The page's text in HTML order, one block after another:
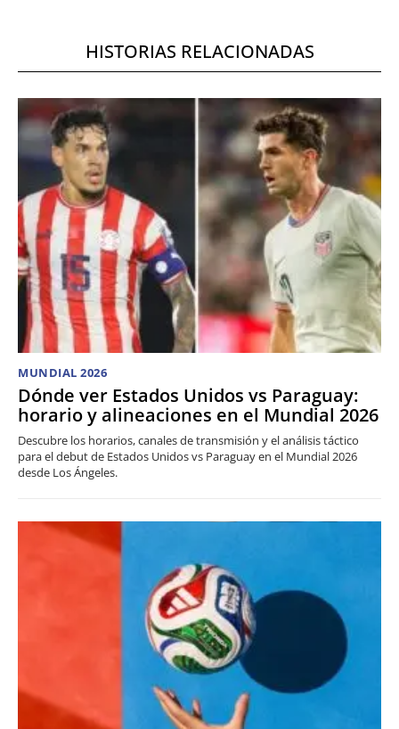
HISTORIAS RELACIONADAS
MUNDIAL 2026
Dónde ver Estados Unidos vs Paraguay:
horario y alineaciones en el Mundial 2026
Descubre los horarios, canales de transmisión y el análisis táctico
para el debut de Estados Unidos vs Paraguay en el Mundial 2026
desde Los Ángeles.